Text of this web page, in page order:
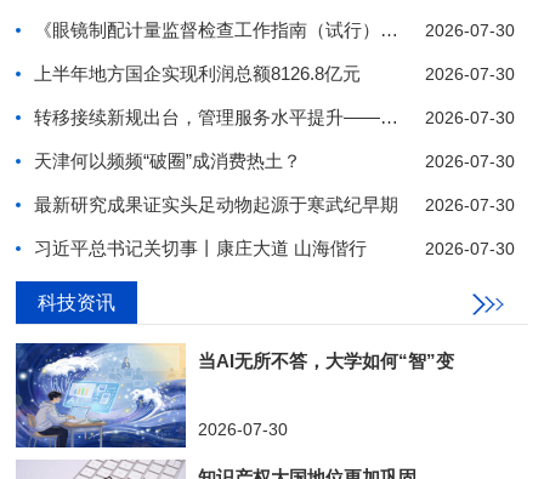
1 2 3 4 5 6 7 8 9 10
《眼镜制配计量监督检查工作指南（试行）》发布 2026-07-30
上半年地方国企实现利润总额8126.8亿元 2026-07-30
转移接续新规出台，管理服务水平提升——企业年金“ 2026-07-30
天津何以频频“破圈”成消费热土？ 2026-07-30
最新研究成果证实头足动物起源于寒武纪早期 2026-07-30
习近平总书记关切事丨康庄大道 山海偕行 2026-07-30
科技资讯
当AI无所不答，大学如何“智”变
2026-07-30